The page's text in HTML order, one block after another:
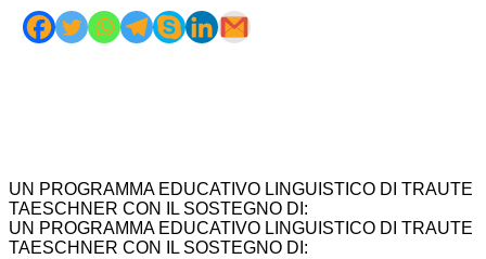
UN PROGRAMMA EDUCATIVO LINGUISTICO DI TRAUTE
TAESCHNER CON IL SOSTEGNO DI:
UN PROGRAMMA EDUCATIVO LINGUISTICO DI TRAUTE
TAESCHNER CON IL SOSTEGNO DI: